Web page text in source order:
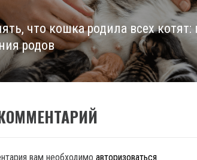
что кошка родила всех котят:
родов
вам необходимо авторизоваться.